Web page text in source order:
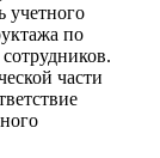
учетного
по
части